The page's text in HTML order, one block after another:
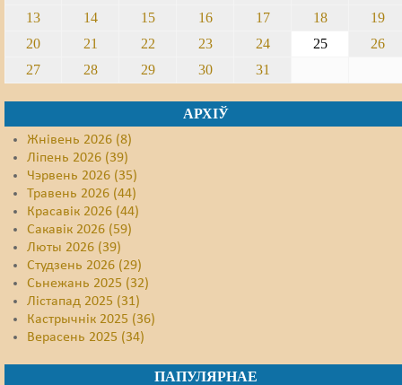
13
14 15 16 17 18
19
20
21 22 23 24 25
26
27
28 29 30 31
АРХІЎ
Жнівень 2026 (8)
Ліпень 2026 (39)
Чэрвень 2026 (35)
Травень 2026 (44)
Красавік 2026 (44)
Сакавік 2026 (59)
Люты 2026 (39)
Студзень 2026 (29)
Сьнежань 2025 (32)
Лістапад 2025 (31)
Кастрычнік 2025 (36)
Верасень 2025 (34)
ПАПУЛЯРНАЕ